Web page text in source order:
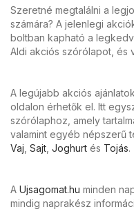
Szeretné megtalálni a
számára? A jelenlegi
boltban kapható a
Aldi akciós szórólapot, és
A legújabb akciós
oldalon érhetők el. Itt
szórólaphoz, amely
valamint egyéb népszerű
Vaj Sajt Joghurt és Tojás.
A Ujsagomat.hu minden
mindig naprakész